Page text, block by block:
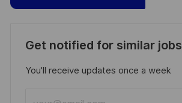
Get notified for similar jobs
You'll receive updates once a week